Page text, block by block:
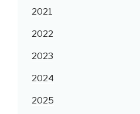
2021
2022
2023
2024
2025